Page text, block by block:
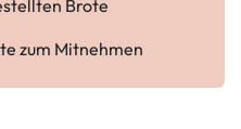
Brote
zum Mitnehmen